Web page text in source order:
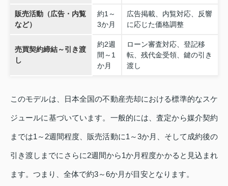
販売活動（広告・内覧
など）
約1～
3か月
広告掲載、内覧対応、反響
に応じた価格調整
売買契約締結～引き渡
し
約2週
間～1
か月
ローン審査対応、登記移
転、残代金受領、鍵の引き
渡し
このモデルは、日本全国の不動産売却における標準的なスケ
ジュールに基づいています。一般的には、査定から媒介契約
までは1～2週間程度、販売活動に1～3か月、そして成約後の
引き渡しまでにさらに2週間から1か月程度かかると見込まれ
ます。つまり、全体で約3～6か月が目安となります。